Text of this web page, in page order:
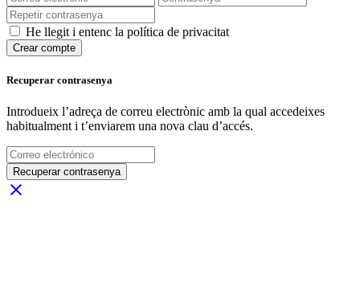
He llegit i entenc la política de privacitat
Crear compte
Recuperar contrasenya
Introdueix l’adreça de correu electrònic amb la qual accedeixes
habitualment i t’enviarem una nova clau d’accés.
Recuperar contrasenya
close